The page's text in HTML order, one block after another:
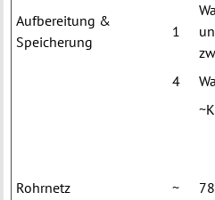
Aufbereitung &
Speicherung
1
4
Rohrnetz
~